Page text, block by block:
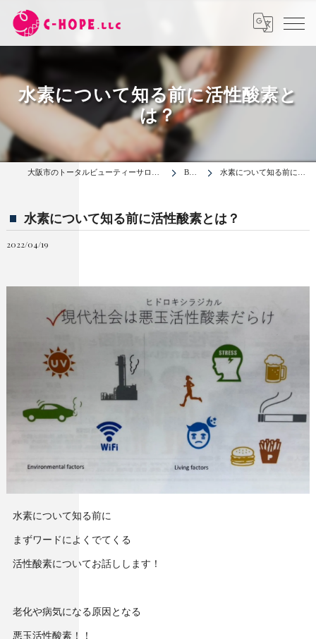
水素について知る前に活性酸素と
は？
BLOG 水素について知る前に活性酸素とは？
水素について知る前に活性酸素とは？
2022/04/19
水素について知る前に
まずワードによくでてくる
活性酸素についてお話しします！
老化や病気になる原因となる
悪玉活性酸素！！